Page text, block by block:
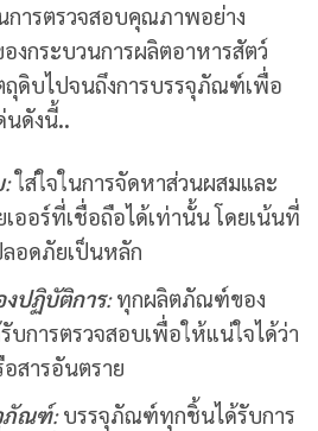
การตรวจสอบคุณภาพอย่าง
งกระบวนการผลิตอาหารสัตว์
ถุดิบไปจนถึงการบรรจุภัณฑ์เพื่อ
นดังนี้..
:ใส่ใจในการจัดหาส่วนผสมและ
ออร์ที่เชื่อถือได้เท่านั้น โดยเน้นที่
อดภัยเป็นหลัก
ปฏิบัติการ:ทุกผลิตภัณฑ์ของ
บการตรวจสอบเพื่อให้แน่ใจได้ว่า
สารอันตราย
ภัณฑ์:บรรจุภัณฑ์ทุกชิ้นได้รับการ